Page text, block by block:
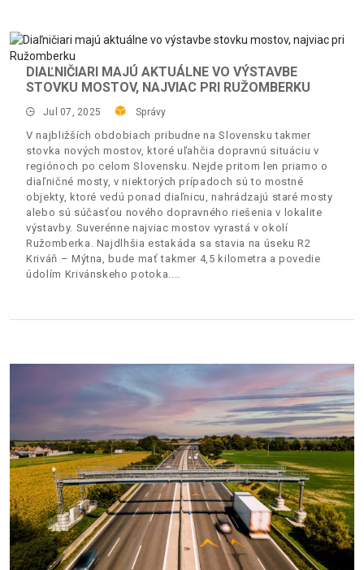
DIAĽNIČIARI MAJÚ AKTUÁLNE VO VÝSTAVBE
STOVKU MOSTOV, NAJVIAC PRI RUŽOMBERKU
Jul 07, 2025 Správy
V najbližších obdobiach pribudne na Slovensku takmer
stovka nových mostov, ktoré uľahčia dopravnú situáciu v
regiónoch po celom Slovensku. Nejde pritom len priamo o
diaľničné mosty, v niektorých prípadoch sú to mostné
objekty, ktoré vedú ponad diaľnicu, nahrádzajú staré mosty
alebo sú súčasťou nového dopravného riešenia v lokalite
výstavby. Suverénne najviac mostov vyrastá v okolí
Ružomberka. Najdlhšia estakáda sa stavia na úseku R2
Kriváň – Mýtna, bude mať takmer 4,5 kilometra a povedie
údolím Krivánskeho potoka.